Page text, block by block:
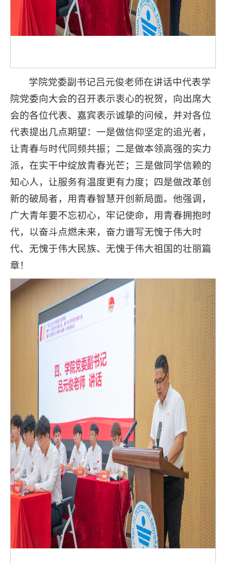
学院党委副书记吕元俊老师在讲话中代表学
院党委向大会的召开表示衷心的祝贺，向出席大
会的各位代表、嘉宾表示诚挚的问候，并对各位
代表提出几点期望：一是做信仰坚定的追光者，
让青春与时代同频共振；二是做本领高强的实力
派，在实干中绽放青春光芒；三是做同学信赖的
知心人，让服务有温度更有力度；四是做改革创
新的破局者，用青春智慧开创新局面。他强调，
广大青年要不忘初心，牢记使命，用青春拥抱时
代，以奋斗点燃未来，奋力谱写无愧于伟大时
代、无愧于伟大民族、无愧于伟大祖国的壮丽篇
章！